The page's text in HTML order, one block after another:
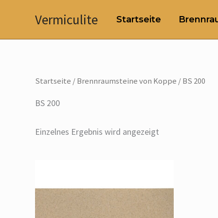
Vermiculite Startseite
Startseite /Brennraumsteine von Koppe / BS 200
BS 200
Einzelnes Ergebnis wird angezeigt